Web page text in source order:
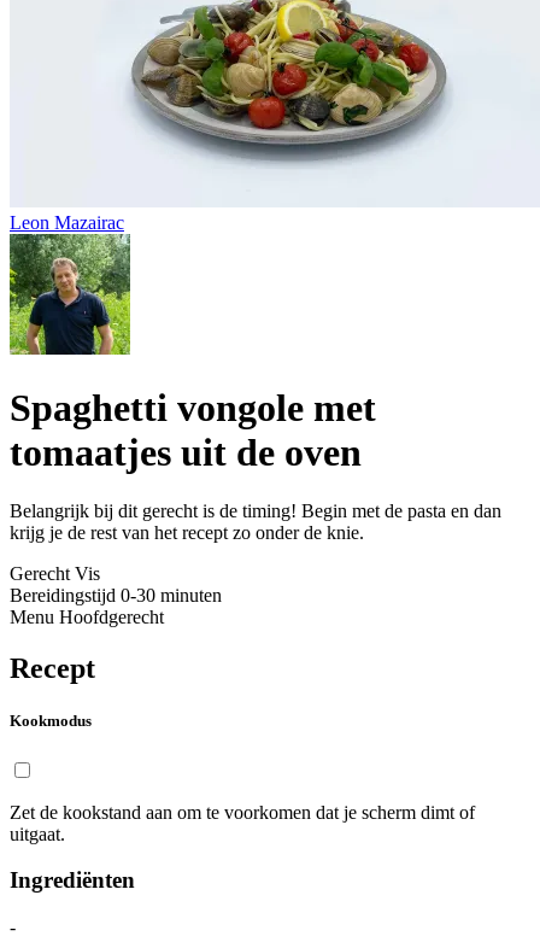
Leon Mazairac
Spaghetti vongole met
tomaatjes uit de oven
Belangrijk bij dit gerecht is de timing! Begin met de pasta en dan
krijg je de rest van het recept zo onder de knie.
Gerecht Vis
Bereidingstijd 0-30 minuten
Menu Hoofdgerecht
Recept
Kookmodus
Zet de kookstand aan om te voorkomen dat je scherm dimt of
uitgaat.
Ingrediënten
-